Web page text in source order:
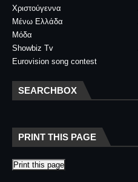
Χριστούγεννα
Μένω Ελλάδα
Μόδα
Showbiz Tv
Eurovision song contest
SEARCHBOX
PRINT THIS PAGE
Print this page